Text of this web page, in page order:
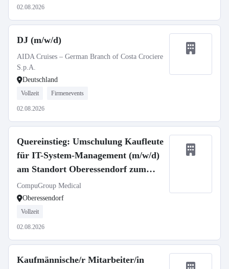
02.08.2026
DJ (m/w/d)
AIDA Cruises – German Branch of Costa Crociere
S.p.A.
Deutschland
Vollzeit Firmenevents
02.08.2026
Quereinstieg: Umschulung Kaufleute
für IT-System-Management (m/w/d)
am Standort Oberessendorf zum
01.09.2026
CompuGroup Medical
Oberessendorf
Vollzeit
02.08.2026
Kaufmännische/r Mitarbeiter/in